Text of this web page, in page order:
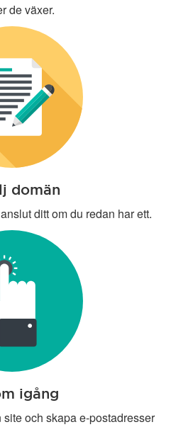
de växer.
domän
ditt om du redan har ett.
igång
och skapa e-postadresser